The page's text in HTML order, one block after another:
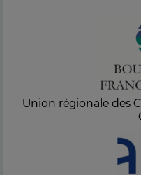
Union régionale des